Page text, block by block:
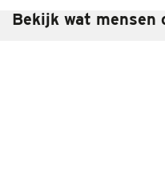
Bekijk wat mensen